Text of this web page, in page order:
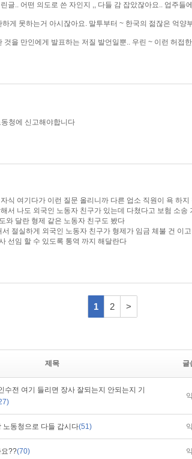
제목 글
수전 여기 들리면 장사 잘되는지 안되는지 기
노동청으로 다들 갑시다(51)
요??(70)